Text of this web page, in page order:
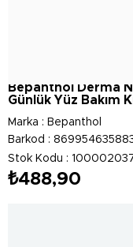
Bepanthol Derma
Günlük Yüz Bakım
Marka : Bepanthol
Barkod :
Stok Kodu
₺488,90